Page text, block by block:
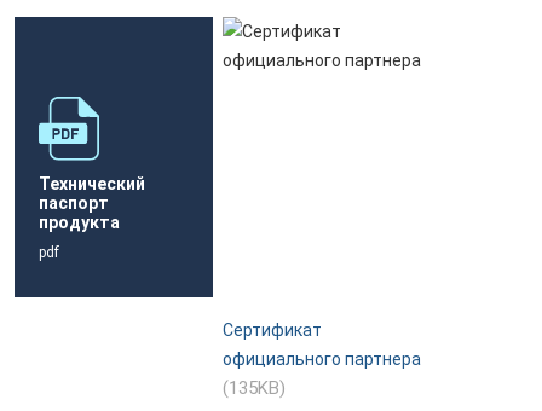
Технический
паспорт
продукта
pdf
Сертификат
официального партнера
(135KB)